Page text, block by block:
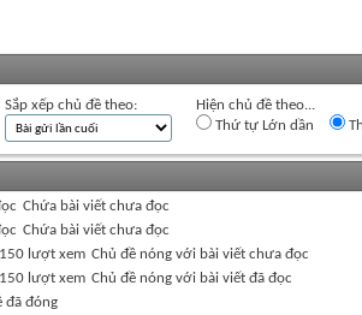
Sắp xếp chủ đề theo:
Hiện chủ đề theo...
Thứ tự Lớn dần
Chứa bài viết chưa đọc
Chứa bài viết chưa đọc
Chủ đề nóng với bài viết chưa đọc
Chủ đề nóng với bài viết đã đọc
đã đóng